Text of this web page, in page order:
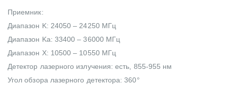
Приемник:
Диапазон K: 24050 – 24250 МГц
Диапазон Ka: 33400 – 36000 МГц
Диапазон X: 10500 – 10550 МГц
Детектор лазерного излучения: есть, 855-955 нм
Угол обзора лазерного детектора: 360°